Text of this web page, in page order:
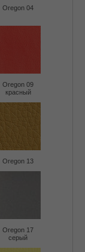
Oregon 04
Oregon 09
красный
Oregon 13
Oregon 17
серый